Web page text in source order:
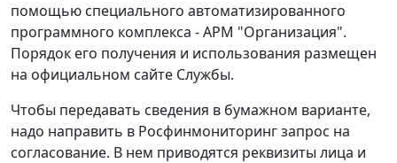
помощью специального автоматизированного
программного комплекса - АРМ "Организация".
Порядок его получения и использования размещен
на официальном сайте Службы.
Чтобы передавать сведения в бумажном варианте,
надо направить в Росфинмониторинг запрос на
согласование. В нем приводятся реквизиты лица и